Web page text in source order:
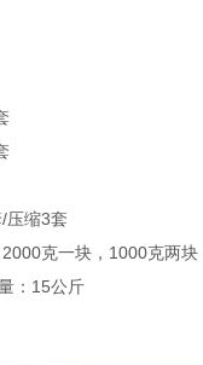
压缩3套
克一块，1000克两
：15公斤